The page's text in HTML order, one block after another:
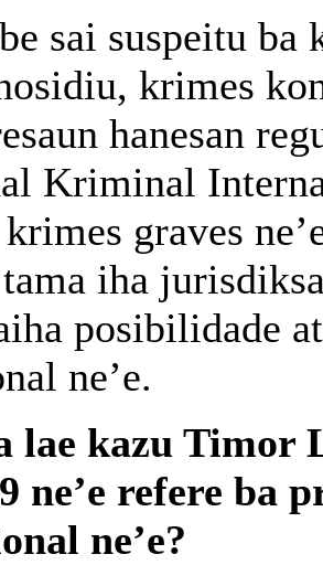
sai suspeitu
krimes
hanesan
Kriminal
graves
tama iha
posibilidade
ne’e.
lae kazu Timor
ne’e refere ba
ne’e?